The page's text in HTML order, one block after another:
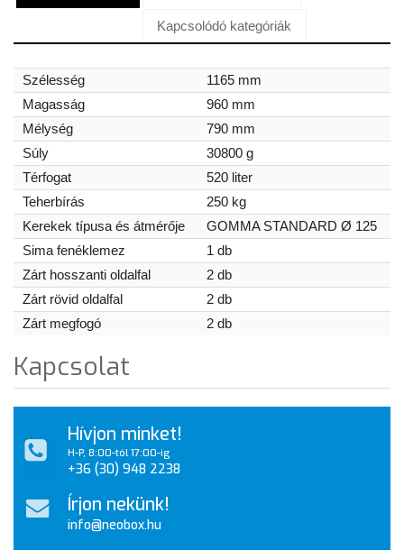
Kapcsolódó kategóriák
Szélesség
1165 mm
Magasság
960 mm
Mélység
790 mm
Súly
30800 g
Térfogat
520 liter
Teherbírás
250 kg
Kerekek típusa és átmérője
GOMMA STANDARD Ø 125
Sima fenéklemez
1 db
Zárt hosszanti oldalfal
2 db
Zárt rövid oldalfal
2 db
Zárt megfogó
2 db
Kapcsolat
Hívjon minket!
H-P, 8:00-tól 17:00-ig
+36 (30) 948 2238
Írjon nekünk!
info@neobox.hu